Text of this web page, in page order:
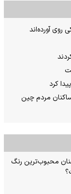
روی آورده‌اند
کرد
محبوب‌ترین رنگ